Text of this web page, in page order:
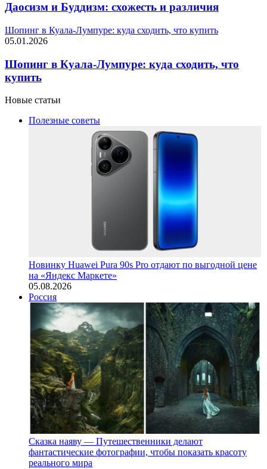
Даосизм и Буддизм: схожесть и различия
Шопинг в Куала-Лумпуре: куда сходить, что купить
05.01.2026
Шопинг в Куала-Лумпуре: куда сходить, что
купить
Новые статьи
Полезные советы
Новинку Huawei Pura 90s Pro отдают по выгодной цене
на «Яндекс Маркете»
05.08.2026
Россия
Сказка наяву — Путешественники делают
фантастические фотографии, чтобы показать красоту
реального мира